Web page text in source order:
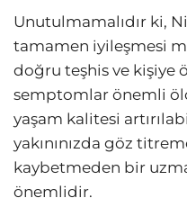
Unutulmamalıdır ki,
tamamen iyileşmesi
doğru teşhis ve kişiye
semptomlar önemli
yaşam kalitesi
yakınınızda göz
kaybetmeden bir
önemlidir.